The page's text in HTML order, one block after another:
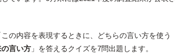
の内容を表現するときに、どちらの言い方を使う
の言い方 」を答えるクイズを7問出題します。